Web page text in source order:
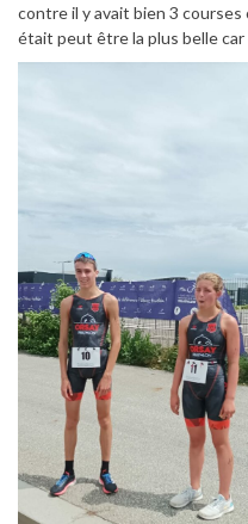
contre il y avait bien 3
était peut être la plus belle